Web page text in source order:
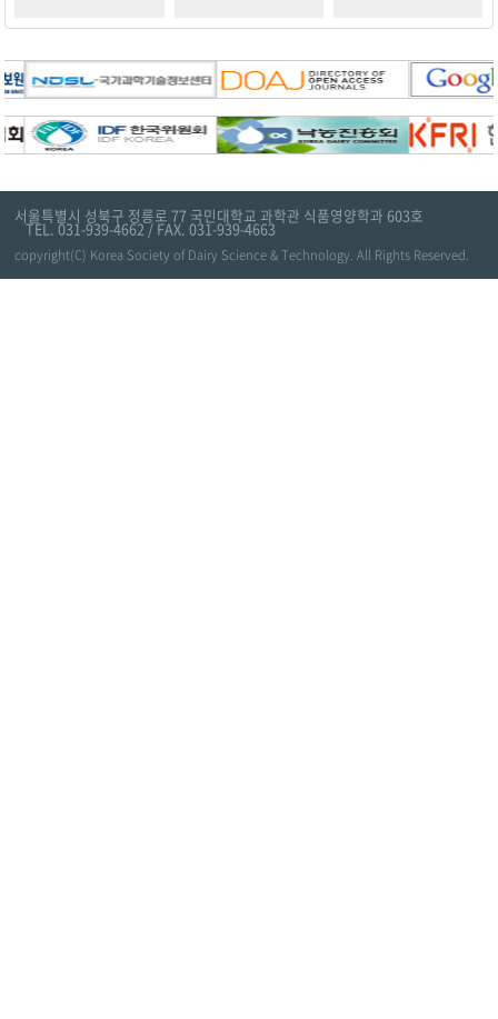
서울특별시 성북구 정릉로 77 국민대학교 과학관 식품영양학과 603호
TEL. 031-939-4662 / FAX. 031-939-4663
copyright(C) Korea Society of Dairy Science & Technology. All Rights Reserved.